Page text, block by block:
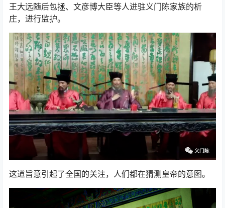
王大远随后包拯、文彦博大臣等人进驻义门陈家族的析
庄，进行监护。
这道旨意引起了全国的关注，人们都在猜测皇帝的意图。